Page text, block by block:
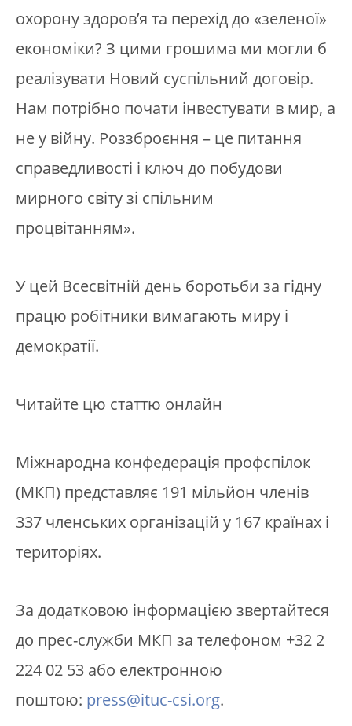
охорону здоров’я та перехід до «зеленої»
економіки? З цими грошима ми могли б
реалізувати Новий суспільний договір.
Нам потрібно почати інвестувати в мир, а
не у війну. Роззброєння – це питання
справедливості і ключ до побудови
мирного світу зі спільним
процвітанням».
У цей Всесвітній день боротьби за гідну
працю робітники вимагають миру і
демократії.
Читайте цю статтю онлайн
Міжнародна конфедерація профспілок
(МКП) представляє 191 мільйон членів
337 членських організацій у 167 країнах і
територіях.
За додатковою інформацією звертайтеся
до прес-служби МКП за телефоном +32 2
224 02 53 або електронною
поштою: press@ituc-csi.org.